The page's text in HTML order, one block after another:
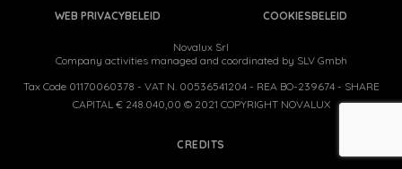
WEB PRIVACYBELEID
COOKIESBELEID
Novalux Srl
Company activities managed and coordinated by SLV Gmbh
Tax Code 01170060378 - VAT N. 00536541204 - REA BO-239674 - SHARE
CAPITAL € 248.040,00 © 2021 COPYRIGHT NOVALUX
CREDITS